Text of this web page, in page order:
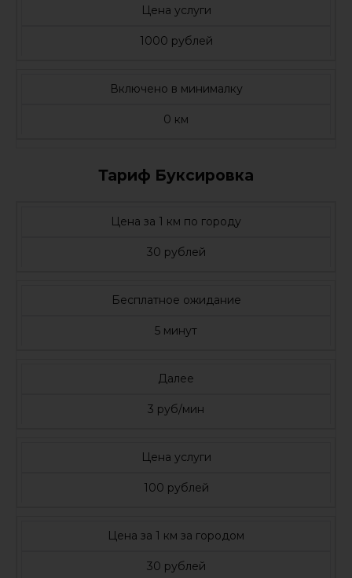
Цена услуги
1000 рублей
Включено в минималку
0 км
Тариф Буксировка
Цена за 1 км по городу
30 рублей
Бесплатное ожидание
5 минут
Далее
3 руб/мин
Цена услуги
100 рублей
Цена за 1 км за городом
30 рублей